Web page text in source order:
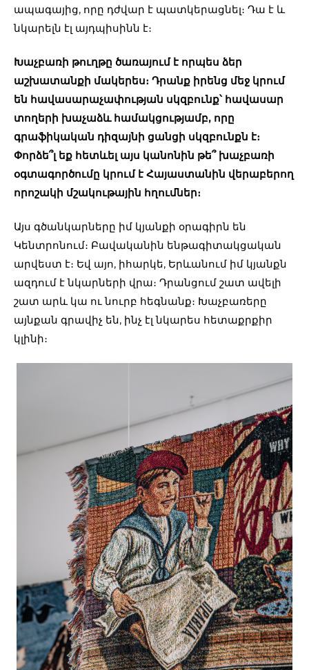
ապագայից, որը դժվար է պատկերացնել։ Դա է և
նկարելն էլ այդպիսինն է։
Խաչբառի թուղթը ծառայում է որպես ձեր
աշխատանքի մակերես։ Դրանք իրենց մեջ կրում
են հավասարաչափության սկզբունք՝ հավասար
տողերի խաչաձև համակցությամբ, որը
գրաֆիկական դիզայնի ցանցի սկզբունքն է։
Փորձե՞լ եք հետևել այս կանոնին թե՞ խաչբառի
օգտագործումը կրում է Հայաստանին վերաբերող
որոշակի մշակութային հղումներ։
Այս գծանկարները իմ կյանքի օրագիրն են
Կենտրոնում։ Բավականին ենթագիտակցական
արվեստ է։ Եվ այո, իհարկե, Երևանում իմ կյանքն
ազդում է նկարների վրա։ Դրանցում շատ ավելի
շատ արև կա ու նուրբ հեգնանք։ Խաչբառերը
այնքան գրավիչ են, ինչ էլ նկարես հետաքրքիր
կլինի։